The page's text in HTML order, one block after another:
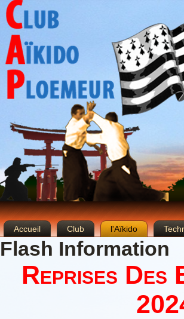
Accueil Club l'Aïkido
Flash Information
Reprises Des